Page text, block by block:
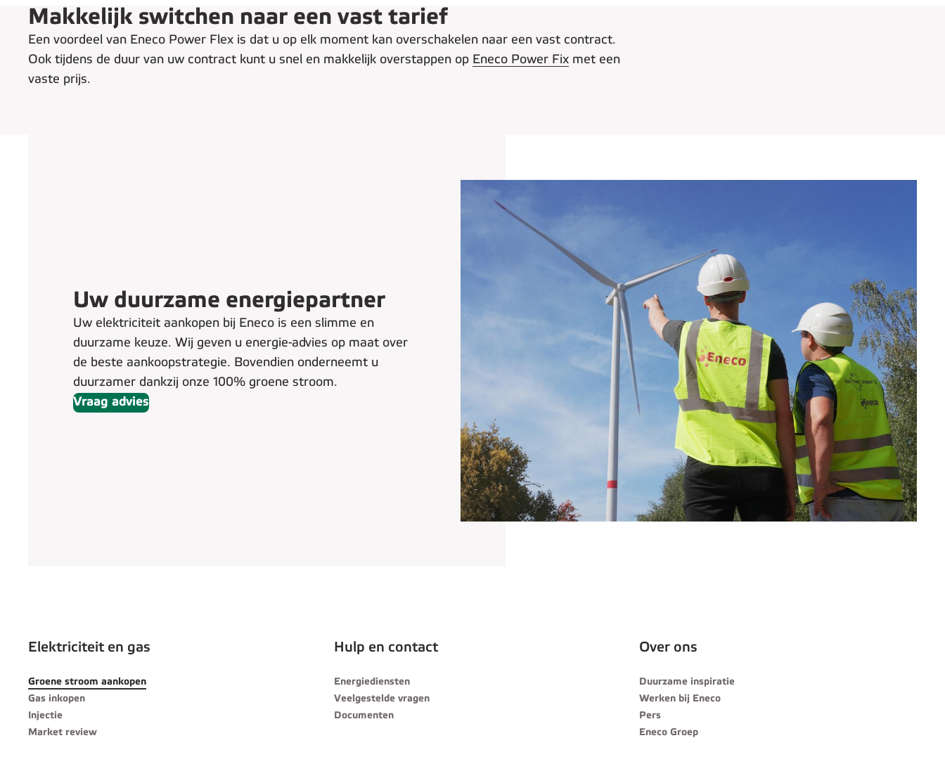
Makkelijk switchen naar een vast tarief
Een voordeel van Eneco Power Flex is dat u op elk moment kan overschakelen naar een vast contract.
Ook tijdens de duur van uw contract kunt u snel en makkelijk overstappen op Eneco Power Fix met een
vaste prijs.
Uw duurzame energiepartner
Uw elektriciteit aankopen bij Eneco is een slimme en
duurzame keuze. Wij geven u energie-advies op maat over
de beste aankoopstrategie. Bovendien onderneemt u
duurzamer dankzij onze 100% groene stroom.
Vraag advies
Elektriciteit en gas
Groene stroom aankopen
Gas inkopen
Injectie
Market review
Hulp en contact
Energiediensten
Veelgestelde vragen
Documenten
Over ons
Duurzame inspiratie
Werken bij Eneco
Pers
Eneco Groep